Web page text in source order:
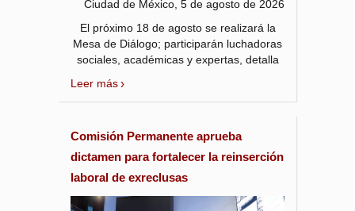
Ciudad de México, 5 de agosto de 2026
El próximo 18 de agosto se realizará la
Mesa de Diálogo; participarán luchadoras
sociales, académicas y expertas, detalla
Leer más
Comisión Permanente aprueba
dictamen para fortalecer la reinserción
laboral de exreclusas